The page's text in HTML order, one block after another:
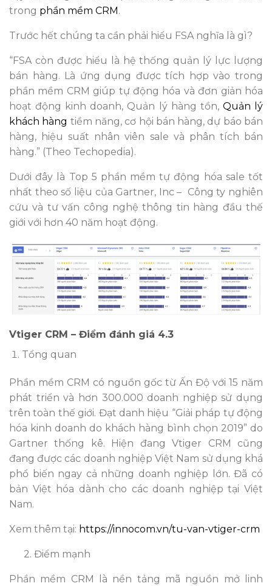
trong phần mềm CRM.
Trước hết chúng ta cần phải hiểu FSA nghĩa là gì?
“FSA còn được hiểu là hệ thống quản lý lực lượng
bán hàng. Là ứng dụng được tích hợp vào trong
phần mềm CRM giúp tự động hóa và đơn giản hóa
hoạt động kinh doanh, Quản lý hàng tồn, Quản lý
khách hàng tiềm năng, cơ hội bán hàng, dự báo bán
hàng, hiệu suất nhân viên sale và phân tích bán
hàng.” (Theo Techopedia).
Dưới đây là Top 5 phần mềm tự động hóa sale tốt
nhất theo số liệu của Gartner, Inc – Công ty nghiên
cứu và tư vấn công nghệ thông tin hàng đầu thế
giới với hơn 40 năm hoạt động.
Vtiger CRM – Điểm đánh giá 4.3
Tổng quan
Phần mềm CRM có nguồn gốc từ Ấn Độ với 15 năm
phát triển và hơn 300.000 doanh nghiệp sử dụng
trên toàn thế giới. Đạt danh hiệu “Giải pháp tự động
hóa kinh doanh do khách hàng bình chọn 2019” do
Gartner thống kê. Hiện đang Vtiger CRM cũng
đang được các doanh nghiệp Việt Nam sử dụng khá
phổ biến ngay cả những doanh nghiệp lớn. Đã có
bản Việt hóa dành cho các doanh nghiệp tại Việt
Nam.
Xem thêm tại: https://innocom.vn/tu-van-vtiger-crm
2. Điểm mạnh
Phần mềm CRM là nền tảng mã nguồn mở linh